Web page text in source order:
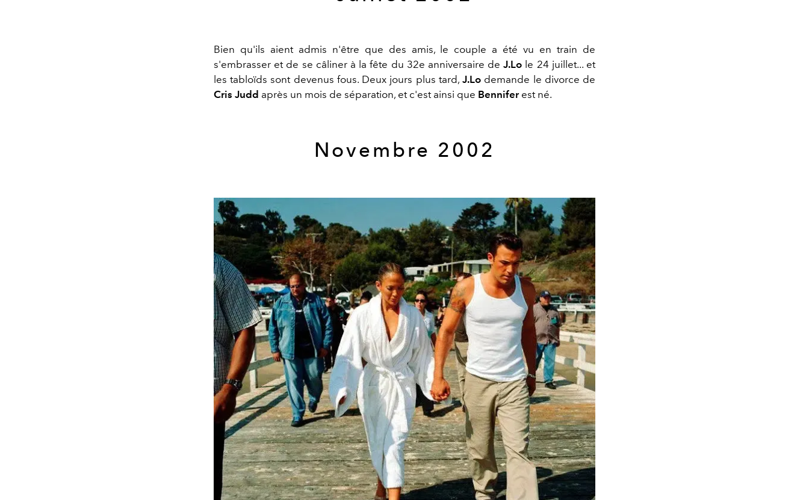
Bien qu'ils aient admis n'être que des amis, le couple a été vu en train de
s'embrasser et de se câliner à la fête du 32e anniversaire deJ.Lo le 24 juillet... et
les tabloïds sont devenus fous. Deux jours plus tard,J.Lo demande le divorce de
Cris Judd après un mois de séparation, et c'est ainsi que Benniferest né.
Novembre 2002